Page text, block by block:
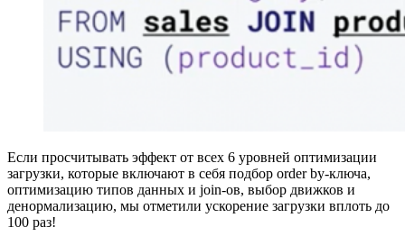
Если просчитывать эффект от всех 6 уровней оптимизации
загрузки, которые включают в себя подбор order by-ключа,
оптимизацию типов данных и join-ов, выбор движков и
денормализацию, мы отметили ускорение загрузки вплоть до
100 раз!